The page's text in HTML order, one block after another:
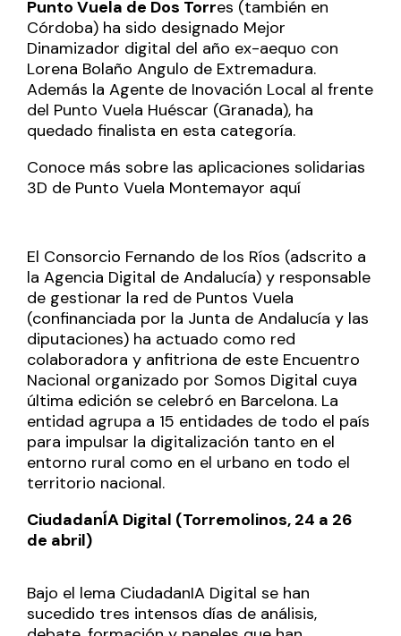
Punto Vuela de Dos Torres (también en
Córdoba) ha sido designado Mejor
Dinamizador digital del año ex-aequo con
Lorena Bolaño Angulo de Extremadura.
Además la Agente de Inovación Local al frente
del Punto Vuela Huéscar (Granada), ha
quedado finalista en esta categoría.
Conoce más sobre las aplicaciones solidarias
3D de Punto Vuela Montemayor aquí
El Consorcio Fernando de los Ríos (adscrito a
la Agencia Digital de Andalucía) y responsable
de gestionar la red de Puntos Vuela
(confinanciada por la Junta de Andalucía y las
diputaciones) ha actuado como red
colaboradora y anfitriona de este Encuentro
Nacional organizado por Somos Digital cuya
última edición se celebró en Barcelona. La
entidad agrupa a 15 entidades de todo el país
para impulsar la digitalización tanto en el
entorno rural como en el urbano en todo el
territorio nacional.
CiudadanÍA Digital (Torremolinos, 24 a 26
de abril)
Bajo el lema CiudadanIA Digital se han
sucedido tres intensos días de análisis,